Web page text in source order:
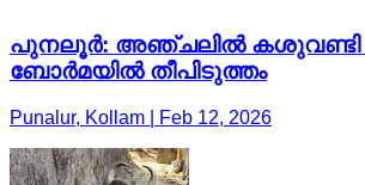
പുനലൂർ: അഞ്ചലിൽ കശുവണ്ടി
ബോർമയിൽ തീപിടുത്തം
Punalur, Kollam | Feb 12, 2026